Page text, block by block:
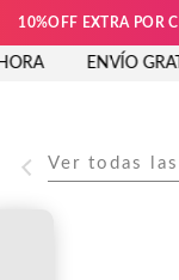
10%OFF EXTRA POR
ENVÍO
Ver todas